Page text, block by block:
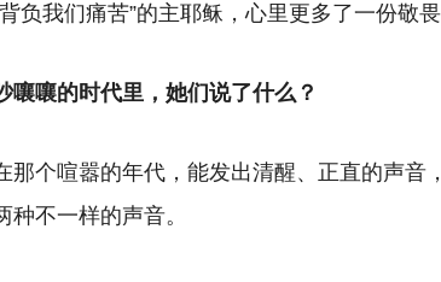
负我们痛苦”的主耶稣，心里更多了一份敬畏
嚷嚷的时代里，她们说了什么？
那个喧嚣的年代，能发出清醒、正直的声音
不一样的声音。